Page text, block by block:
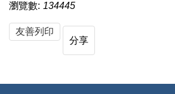
瀏覽數: 134445
友善列印
分享